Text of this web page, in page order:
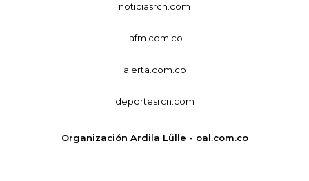
noticiasrcn.com
lafm.com.co
alerta.com.co
deportesrcn.com
Organización Ardila Lülle - oal.com.co